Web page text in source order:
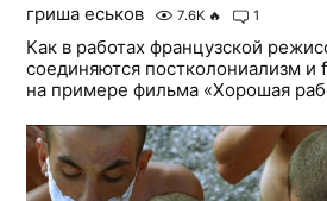
гриша еськов 7.6K 🔥 1
Как в работах французской
соединяются постколониализм и
на примере фильма «Хорошая